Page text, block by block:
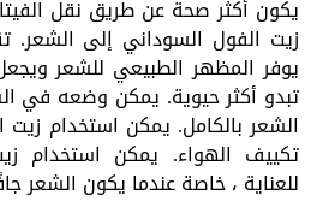
يكون أكثر صحة عن طريق نقل
زيت الفول السوداني إلى الشعر.
يوفر المظهر الطبيعي للشعر
تبدو أكثر حيوية. يمكن وضعه في
الشعر بالكامل. يمكن استخدام
تكييف الهواء. يمكن استخدام
للعناية ، خاصة عندما يكون الشعر